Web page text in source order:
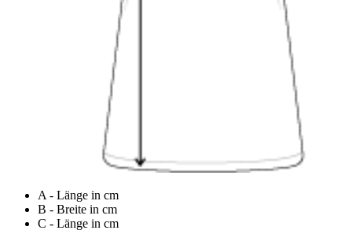
A - Länge in cm
B - Breite in cm
C - Länge in cm